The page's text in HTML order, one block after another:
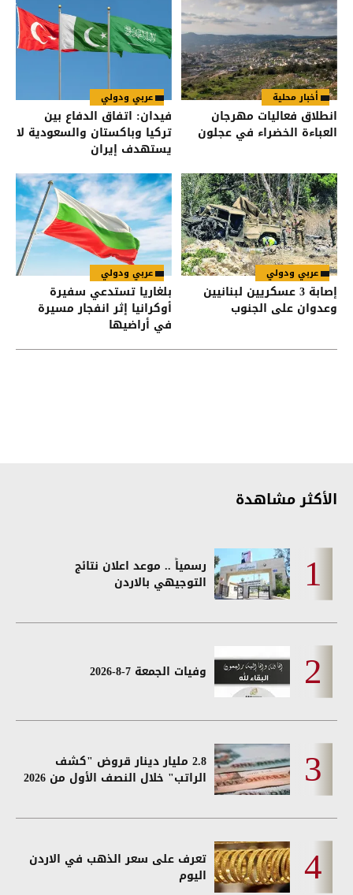
أخبار محلية
انطلاق فعاليات مهرجان
العباءة الخضراء في عجلون
عربي ودولي
فيدان: اتفاق الدفاع بين
تركيا وباكستان والسعودية لا
يستهدف إيران
عربي ودولي
إصابة 3 عسكريين لبنانيين
وعدوان على الجنوب
عربي ودولي
بلغاريا تستدعي سفيرة
أوكرانيا إثر انفجار مسيرة
في أراضيها
الأكثر مشاهدة
رسمياً .. موعد اعلان نتائج
التوجيهي بالاردن
وفيات الجمعة 7-8-2026
2.8 مليار دينار قروض "كشف
الراتب" خلال النصف الأول من 2026
تعرف على سعر الذهب في الاردن
اليوم